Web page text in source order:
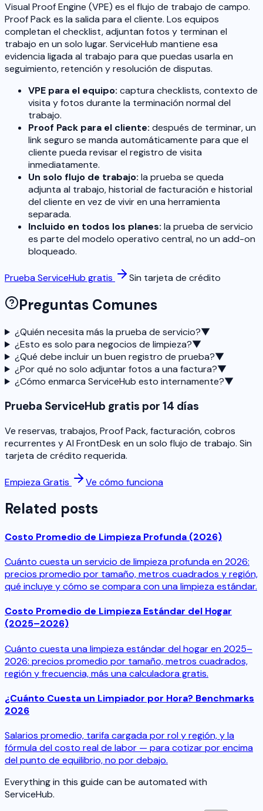
Visual Proof Engine (VPE) es el flujo de trabajo de campo.
Proof Pack es la salida para el cliente. Los equipos
completan el checklist, adjuntan fotos y terminan el
trabajo en un solo lugar. ServiceHub mantiene esa
evidencia ligada al trabajo para que puedas usarla en
seguimiento, retención y resolución de disputas.
VPE para el equipo: captura checklists, contexto de
visita y fotos durante la terminación normal del
trabajo.
Proof Pack para el cliente: después de terminar, un
link seguro se manda automáticamente para que el
cliente pueda revisar el registro de visita
inmediatamente.
Un solo flujo de trabajo: la prueba se queda
adjunta al trabajo, historial de facturación e historial
del cliente en vez de vivir en una herramienta
separada.
Incluido en todos los planes: la prueba de servicio
es parte del modelo operativo central, no un add-on
bloqueado.
Prueba ServiceHub gratis Sin tarjeta de crédito
Preguntas Comunes
¿Quién necesita más la prueba de servicio?▼
¿Esto es solo para negocios de limpieza?▼
¿Qué debe incluir un buen registro de prueba?▼
¿Por qué no solo adjuntar fotos a una factura?▼
¿Cómo enmarca ServiceHub esto internamente?▼
Prueba ServiceHub gratis por 14 días
Ve reservas, trabajos, Proof Pack, facturación, cobros
recurrentes y AI FrontDesk en un solo flujo de trabajo. Sin
tarjeta de crédito requerida.
Empieza Gratis Ve cómo funciona
Related posts
Costo Promedio de Limpieza Profunda (2026)
Cuánto cuesta un servicio de limpieza profunda en 2026:
precios promedio por tamaño, metros cuadrados y región,
qué incluye y cómo se compara con una limpieza estándar.
Costo Promedio de Limpieza Estándar del Hogar
(2025–2026)
Cuánto cuesta una limpieza estándar del hogar en 2025–
2026: precios promedio por tamaño, metros cuadrados,
región y frecuencia, más una calculadora gratis.
¿Cuánto Cuesta un Limpiador por Hora? Benchmarks
2026
Salarios promedio, tarifa cargada por rol y región, y la
fórmula del costo real de labor — para cotizar por encima
del punto de equilibrio, no por debajo.
Everything in this guide can be automated with
ServiceHub.